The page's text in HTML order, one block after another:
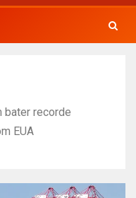
bater recorde
EUA